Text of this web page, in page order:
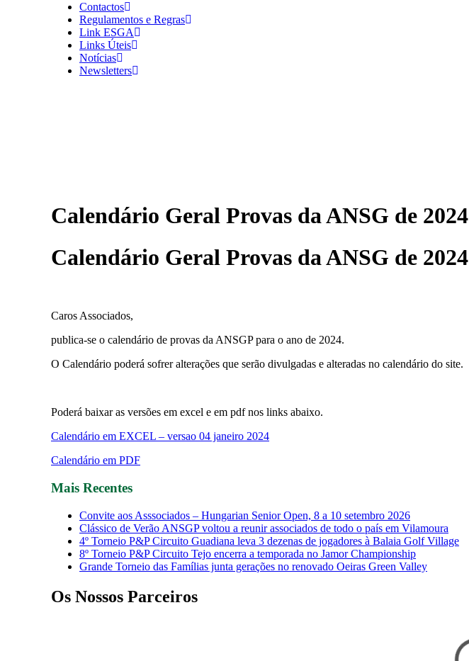
Contactos
Regulamentos e Regras
Link ESGA
Links Úteis
Notícias
Newsletters
Calendário Geral Provas da ANSG de 2024
Calendário Geral Provas da ANSG de 2024
Caros Associados,
publica-se o calendário de provas da ANSGP para o ano de 2024.
O Calendário poderá sofrer alterações que serão divulgadas e alteradas no calendário do site.
Poderá baixar as versões em excel e em pdf nos links abaixo.
Calendário em EXCEL – versao 04 janeiro 2024
Calendário em PDF
Mais Recentes
Convite aos Asssociados – Hungarian Senior Open, 8 a 10 setembro 2026
Clássico de Verão ANSGP voltou a reunir associados de todo o país em Vilamoura
4º Torneio P&P Circuito Guadiana leva 3 dezenas de jogadores à Balaia Golf Village
8º Torneio P&P Circuito Tejo encerra a temporada no Jamor Championship
Grande Torneio das Famílias junta gerações no renovado Oeiras Green Valley
Os Nossos Parceiros